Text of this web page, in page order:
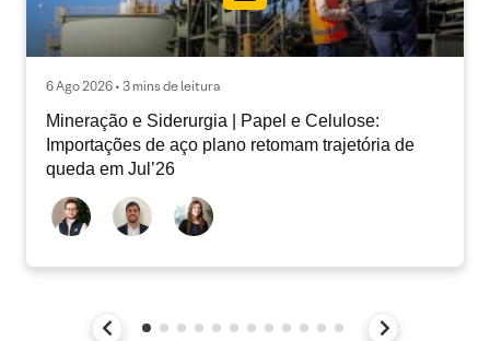
6 Ago 2026 • 3 mins de leitura
Mineração e Siderurgia | Papel e Celulose:
Importações de aço plano retomam trajetória de
queda em Jul’26